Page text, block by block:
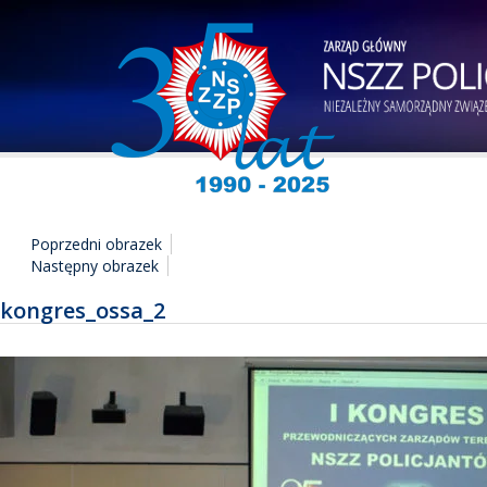
Poprzedni obrazek
Następny obrazek
kongres_ossa_2